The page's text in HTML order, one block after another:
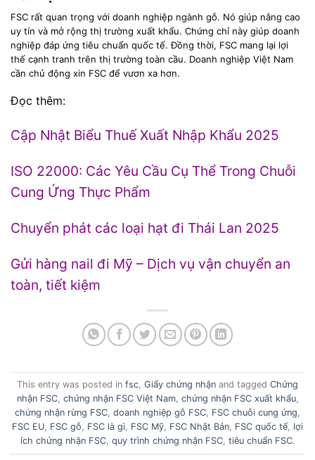
FSC rất quan trọng với doanh nghiệp ngành gỗ. Nó giúp nâng cao
uy tín và mở rộng thị trường xuất khẩu. Chứng chỉ này giúp doanh
nghiệp đáp ứng tiêu chuẩn quốc tế. Đồng thời, FSC mang lại lợi
thế cạnh tranh trên thị trường toàn cầu. Doanh nghiệp Việt Nam
cần chủ động xin FSC để vươn xa hơn.
Đọc thêm:
Cập Nhật Biểu Thuế Xuất Nhập Khẩu 2025
ISO 22000: Các Yêu Cầu Cụ Thể Trong Chuỗi
Cung Ứng Thực Phẩm
Chuyển phát các loại hạt đi Thái Lan 2025
Gửi hàng nail đi Mỹ – Dịch vụ vận chuyển an
toàn, tiết kiệm
This entry was posted in fsc Giấy chứng nhận and tagged Chứng
nhận FSC, chứng nhận FSC Việt Nam, chứng nhận FSC xuất khẩu,
chứng nhận rừng FSC doanh nghiệp gỗ FSC FSC chuỗi cung ứng
FSC EU FSC gỗ FSC là gì FSC Mỹ FSC Nhật Bản FSC quốc tế lợi
ích chứng nhận FSC, quy trình chứng nhận FSC, tiêu chuẩn FSC.